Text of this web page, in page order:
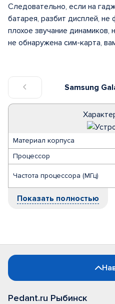
Samsung
Материал корпуса
Процессор
Частота процессора (МГц)
Показать полностью
Следовательно, если на
батарея, разбит дисплей, не
плохое звучание
не обнаружена сим-карта,
Pedant.ru Рыбинск